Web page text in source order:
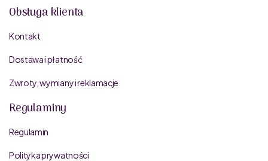
Obsługa klienta
Kontakt
Dostawa i płatność
Zwroty, wymiany i reklamacje
Regulaminy
Regulamin
Polityka prywatności